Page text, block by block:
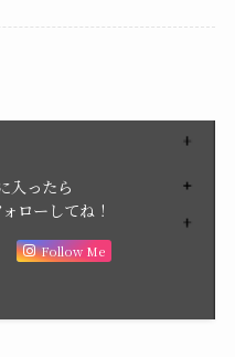
入ったら
ローしてね！
Follow Me